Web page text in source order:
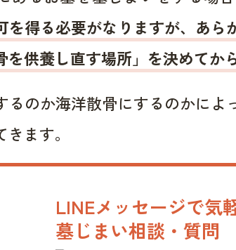
を得る必要がなりますが、あ
を供養し直す場所」を決めてか
るのか海洋散骨にするのかに
ます。
LINEメッセージで気
墓じまい相談・質問